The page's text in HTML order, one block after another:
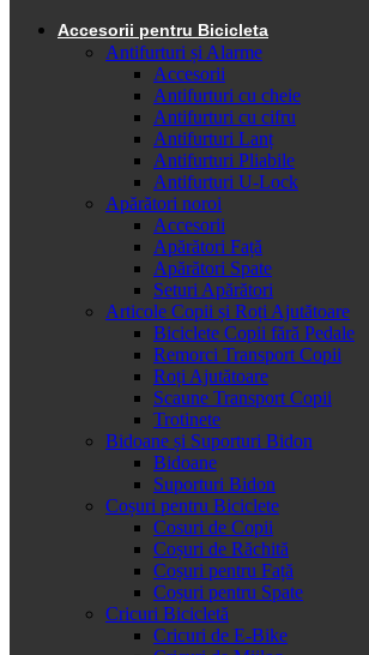
Accesorii pentru Bicicleta
Antifurturi și Alarme
Accesorii
Antifurturi cu cheie
Antifurturi cu cifru
Antifurturi Lanț
Antifurturi Pliabile
Antifurturi U-Lock
Apărători noroi
Accesorii
Apărători Față
Apărători Spate
Seturi Apărători
Articole Copii și Roți Ajutătoare
Biciclete Copii fără Pedale
Remorci Transport Copii
Roți Ajutătoare
Scaune Transport Copii
Trotinete
Bidoane și Suporturi Bidon
Bidoane
Suporturi Bidon
Coșuri pentru Biciclete
Cosuri de Copii
Coșuri de Răchită
Coșuri pentru Față
Coșuri pentru Spate
Cricuri Bicicletă
Cricuri de E-Bike